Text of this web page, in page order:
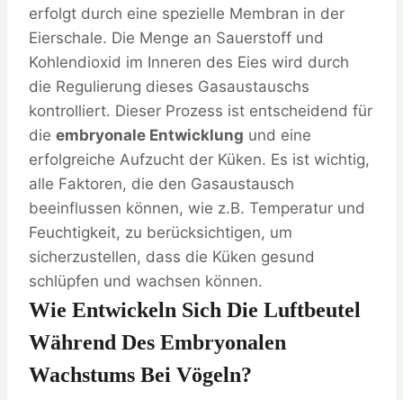
erfolgt durch eine spezielle Membran in der
Eierschale. Die Menge an Sauerstoff und
Kohlendioxid im Inneren des Eies wird durch
die Regulierung dieses Gasaustauschs
kontrolliert. Dieser Prozess ist entscheidend für
die embryonale Entwicklung und eine
erfolgreiche Aufzucht der Küken. Es ist wichtig,
alle Faktoren, die den Gasaustausch
beeinflussen können, wie z.B. Temperatur und
Feuchtigkeit, zu berücksichtigen, um
sicherzustellen, dass die Küken gesund
schlüpfen und wachsen können.
Wie Entwickeln Sich Die Luftbeutel
Während Des Embryonalen
Wachstums Bei Vögeln?